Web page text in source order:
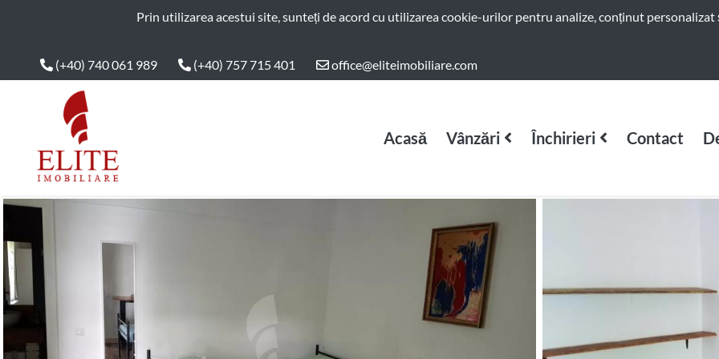
ELITE IMOBILIAREPrin utilizarea acestui site, sunteți de acord cu utilizarea cookie-urilor pentru analize, conținut personalizat
(+40) 740 061 989 (+40) 757 715 401 office@eliteimobiliare.com
Main Nav Acasă Vânzări Închirieri Contact